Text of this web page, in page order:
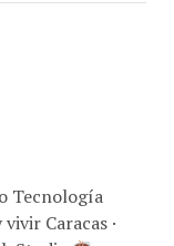
Tecnología
Caracas ·
Studio